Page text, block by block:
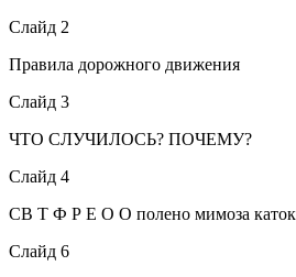
Слайд 2
Правила дорожного движения
Слайд 3
ЧТО СЛУЧИЛОСЬ? ПОЧЕМУ?
Слайд 4
СВ Т Ф Р Е О О полено мимоза каток
Слайд 6